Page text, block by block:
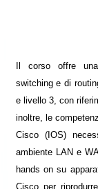
Il corso offre
switching e di
e livello 3, con
inoltre, le
Cisco (IOS)
ambiente LAN e
hands on su
Cisco per